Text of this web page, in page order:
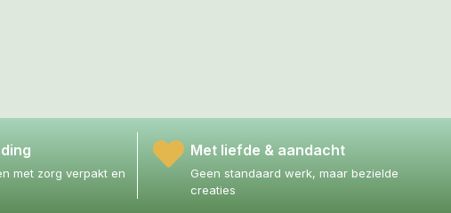
met zorg verpakt en
Met liefde & aandacht
Geen standaard werk, maar bezielde
creaties